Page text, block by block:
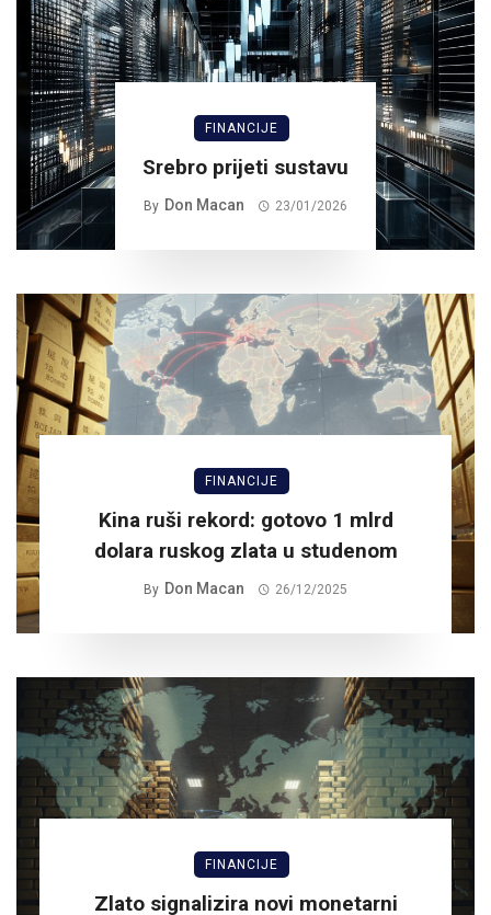
FINANCIJE
Srebro prijeti sustavu
By Don Macan 23/01/2026
FINANCIJE
Kina ruši rekord: gotovo 1 mlrd
dolara ruskog zlata u studenom
By Don Macan 26/12/2025
FINANCIJE
Zlato signalizira novi monetarni